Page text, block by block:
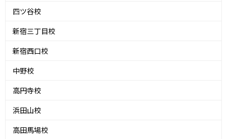
四ツ谷校
新宿三丁目校
新宿西口校
中野校
高円寺校
浜田山校
高田馬場校